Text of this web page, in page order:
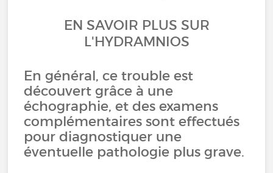
EN SAVOIR PLUS SUR
L'HYDRAMNIOS
En général, ce trouble est
découvert grâce à une
échographie, et des examens
complémentaires sont effectués
pour diagnostiquer une
éventuelle pathologie plus grave.